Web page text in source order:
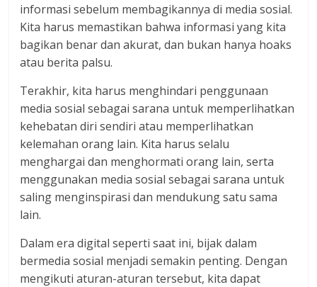
informasi sebelum membagikannya di media sosial.
Kita harus memastikan bahwa informasi yang kita
bagikan benar dan akurat, dan bukan hanya hoaks
atau berita palsu.
Terakhir, kita harus menghindari penggunaan
media sosial sebagai sarana untuk memperlihatkan
kehebatan diri sendiri atau memperlihatkan
kelemahan orang lain. Kita harus selalu
menghargai dan menghormati orang lain, serta
menggunakan media sosial sebagai sarana untuk
saling menginspirasi dan mendukung satu sama
lain.
Dalam era digital seperti saat ini, bijak dalam
bermedia sosial menjadi semakin penting. Dengan
mengikuti aturan-aturan tersebut, kita dapat